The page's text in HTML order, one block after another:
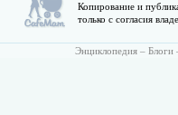
Копирование и
только с согласия
Энциклопедия – Блоги